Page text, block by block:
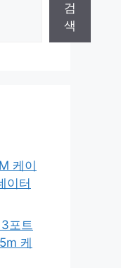
검
색
케이
이터
포트
케